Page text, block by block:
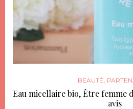
BEAUTÉ,
Eau micellaire bio, Être femme
avis